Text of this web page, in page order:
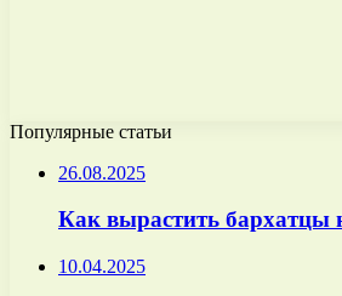
Популярные статьи
26.08.2025
Как вырастить бархатцы
10.04.2025